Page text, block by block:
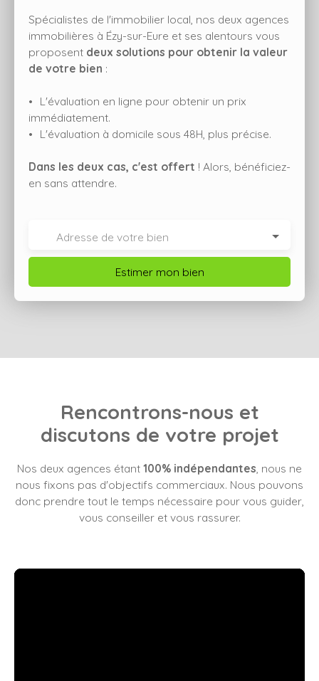
Spécialistes de l'immobilier local, nos deux agences
immobilières à Ézy-sur-Eure et ses alentours vous
proposent deux solutions pour obtenir la valeur
de votre bien :
L'évaluation en ligne pour obtenir un prix
immédiatement.
L'évaluation à domicile sous 48H, plus précise.
Dans les deux cas, c'est offert ! Alors, bénéficiez-
en sans attendre.
Adresse de votre bien
Estimer mon bien
Rencontrons-nous et
discutons de votre projet
Nos deux agences étant 100% indépendantes, nous ne
nous fixons pas d'objectifs commerciaux. Nous pouvons
donc prendre tout le temps nécessaire pour vous guider,
vous conseiller et vous rassurer.